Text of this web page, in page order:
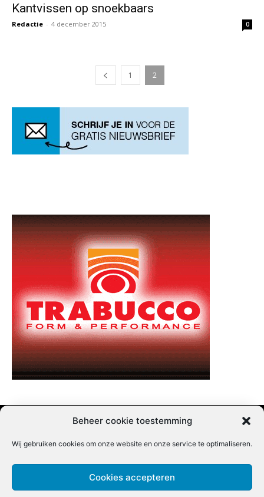
Beheer cookie toestemming
Wij gebruiken cookies om onze website en onze service te optimaliseren.
Cookies accepteren
Kantvissen op snoekbaars
Redactie - 4 december 2015 0
1 2
Nieuwsbrief inschrijven | Partner content